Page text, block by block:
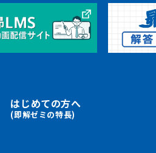
はじめての方へ
(即解ゼミの特長)